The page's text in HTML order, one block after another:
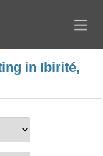
in Ibirité,